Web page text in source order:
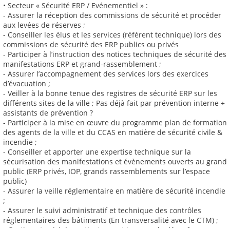
• Secteur « Sécurité ERP / Evénementiel » :
- Assurer la réception des commissions de sécurité et procéder
aux levées de réserves ;
- Conseiller les élus et les services (référent technique) lors des
commissions de sécurité des ERP publics ou privés
- Participer à l’instruction des notices techniques de sécurité des
manifestations ERP et grand-rassemblement ;
- Assurer l’accompagnement des services lors des exercices
d’évacuation ;
- Veiller à la bonne tenue des registres de sécurité ERP sur les
différents sites de la ville ; Pas déjà fait par prévention interne +
assistants de prévention ?
- Participer à la mise en œuvre du programme plan de formation
des agents de la ville et du CCAS en matière de sécurité civile &
incendie ;
- Conseiller et apporter une expertise technique sur la
sécurisation des manifestations et évènements ouverts au grand
public (ERP privés, IOP, grands rassemblements sur l’espace
public)
- Assurer la veille réglementaire en matière de sécurité incendie
;
- Assurer le suivi administratif et technique des contrôles
réglementaires des bâtiments (En transversalité avec le CTM) ;